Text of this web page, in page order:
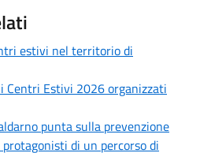
estivi nel territorio di
Centri Estivi 2026 organizzati
punta sulla prevenzione
di un percorso di